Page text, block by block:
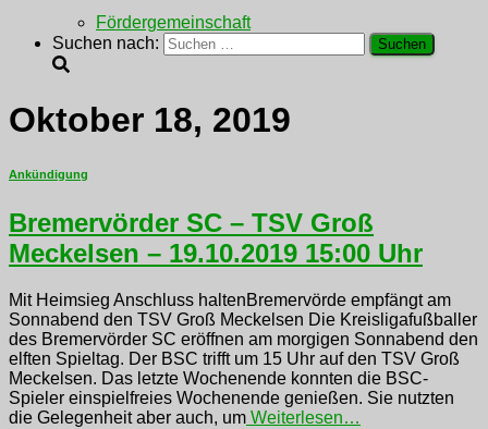
Fördergemeinschaft
Suchen nach:
Oktober 18, 2019
Ankündigung
Bremervörder SC – TSV Groß
Meckelsen – 19.10.2019 15:00 Uhr
Mit Heimsieg Anschluss haltenBremervörde empfängt am
Sonnabend den TSV Groß Meckelsen Die Kreisligafußballer
des Bremervörder SC eröffnen am morgigen Sonnabend den
elften Spieltag. Der BSC trifft um 15 Uhr auf den TSV Groß
Meckelsen. Das letzte Wochenende konnten die BSC-
Spieler einspielfreies Wochenende genießen. Sie nutzten
die Gelegenheit aber auch, um Weiterlesen…